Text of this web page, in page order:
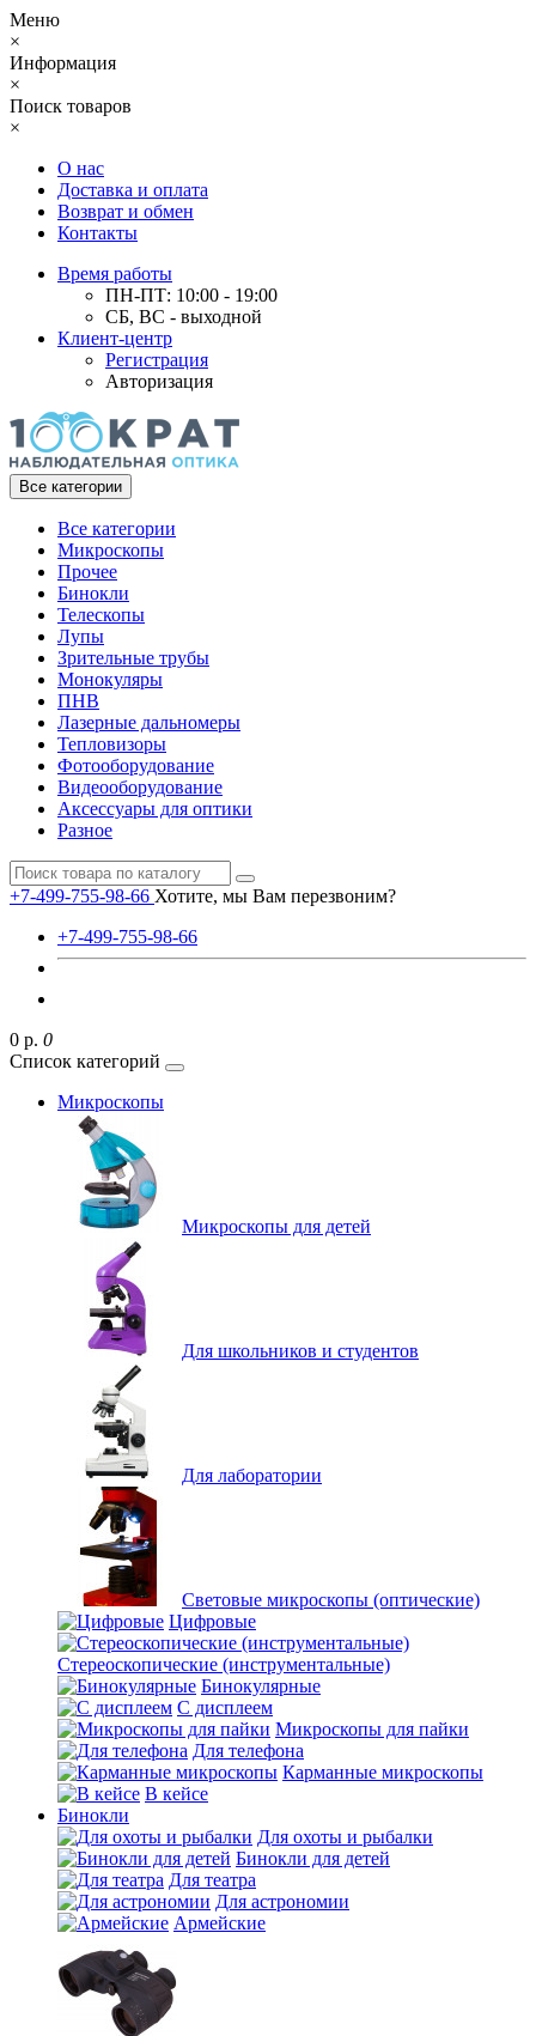
Меню
×
Информация
×
Поиск товаров
×
О нас
Доставка и оплата
Возврат и обмен
Контакты
Время работы
ПН-ПТ: 10:00 - 19:00
СБ, ВС - выходной
Клиент-центр
Регистрация
Авторизация
Все категории
Все категории
Микроскопы
Прочее
Бинокли
Телескопы
Лупы
Зрительные трубы
Монокуляры
ПНВ
Лазерные дальномеры
Тепловизоры
Фотооборудование
Видеооборудование
Аксессуары для оптики
Разное
+7-499-755-98-66 Хотите, мы Вам перезвоним?
+7-499-755-98-66
0 р. 0
Список категорий
Микроскопы
Микроскопы для детей
Для школьников и студентов
Для лаборатории
Световые микроскопы (оптические)
Цифровые
Стереоскопические (инструментальные)
Бинокулярные
С дисплеем
Микроскопы для пайки
Для телефона
Карманные микроскопы
В кейсе
Бинокли
Для охоты и рыбалки
Бинокли для детей
Для театра
Для астрономии
Армейские